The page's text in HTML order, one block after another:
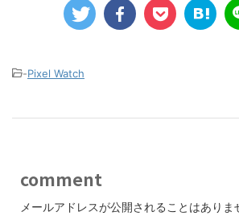
-Pixel Watch
comment
メールアドレスが公開されることはありま